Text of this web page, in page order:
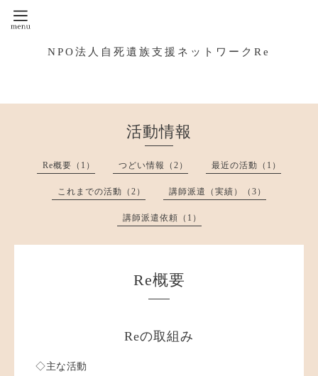
NPO法人自死遺族支援ネットワークRe
活動情報
Re概要（1） つどい情報（2） 最近の活動（1）
これまでの活動（2） 講師派遣（実績）（3）
講師派遣依頼（1）
Re概要
Reの取組み
◇主な活動